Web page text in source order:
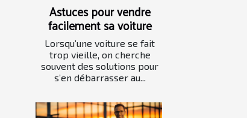
Astuces pour vendre
facilement sa voiture
Lorsqu’une voiture se fait
trop vieille, on cherche
souvent des solutions pour
s’en débarrasser au...